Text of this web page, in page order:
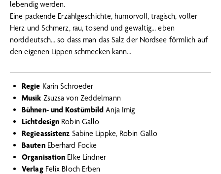
lebendig werden.
Eine packende Erzählgeschichte, humorvoll, tragisch, voller
Herz und Schmerz, rau, tosend und gewaltig… eben
norddeutsch… so dass man das Salz der Nordsee förmlich auf
den eigenen Lippen schmecken kann…
Regie Karin Schroeder
Musik Zsuzsa von Zeddelmann
Bühnen- und KostümbildAnja Imig
Lichtdesign Robin Gallo
Regieassistenz Sabine Lippke, Robin Gallo
BautenEberhard Focke
Organisation Elke Lindner
Verlag Felix Bloch Erben